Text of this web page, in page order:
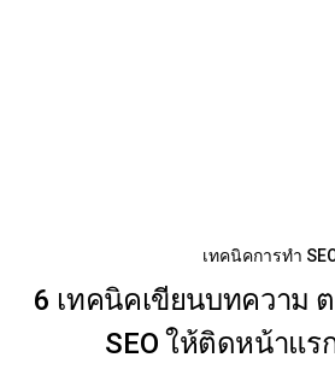
เทคนิคการทำ
6 เทคนิคเขียนบทความ
SEO ให้ติดหน้าแร